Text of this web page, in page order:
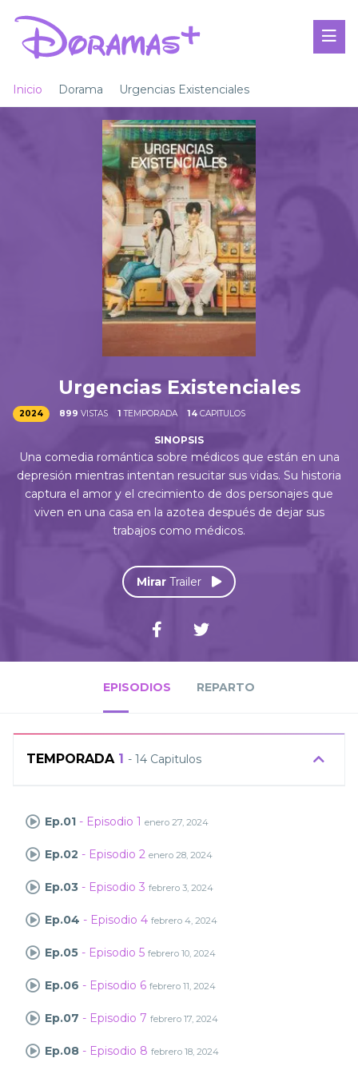
Inicio Dorama Urgencias Existenciales
Urgencias Existenciales
2024 899 VISTAS 1 TEMPORADA 14 CAPITULOS
Una comedia romántica sobre médicos que están en una
depresión mientras intentan resucitar sus vidas. Su historia
captura el amor y el crecimiento de dos personajes que
viven en una casa en la azotea después de dejar sus
trabajos como médicos.
Mirar Trailer
EPISODIOS REPARTO
TEMPORADA 1 - 14 Capitulos
Ep.01 - Episodio 1 enero 27, 2024
Ep.02 - Episodio 2 enero 28, 2024
Ep.03 - Episodio 3 febrero 3, 2024
Ep.04 - Episodio 4 febrero 4, 2024
Ep.05 - Episodio 5 febrero 10, 2024
Ep.06 - Episodio 6 febrero 11, 2024
Ep.07 - Episodio 7 febrero 17, 2024
Ep.08 - Episodio 8 febrero 18, 2024